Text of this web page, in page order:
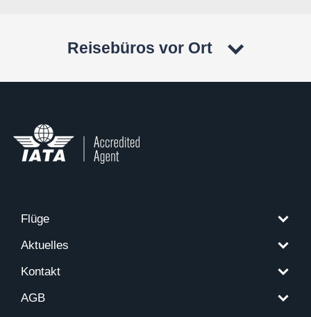
Reisebüros vor Ort
Flüge
Aktuelles
Kontakt
AGB